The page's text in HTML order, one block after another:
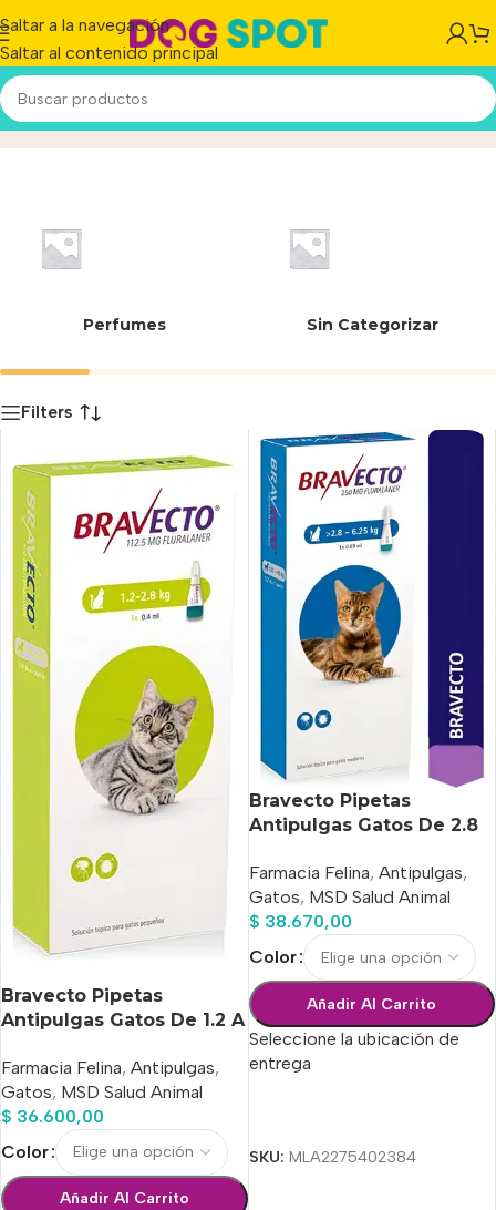
Saltar a la navegación
Saltar al contenido principal
52582Inicio/Producto
Perfumes Sin Categorizar
Filters
Bravecto Pipetas
Antipulgas Gatos De 1.2 A
Farmacia Felina, Antipulgas,
Gatos, MSD Salud Animal
$ 36.600,00
Color
Añadir Al Carrito
Bravecto Pipetas
Antipulgas Gatos De 2.8
Farmacia Felina, Antipulgas,
Gatos, MSD Salud Animal
$ 38.670,00
Color
Añadir Al Carrito
Seleccione la ubicación de
entrega
SKU: MLA2275402384